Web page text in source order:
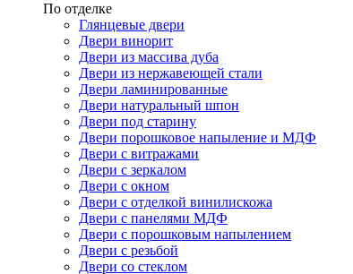
По отделке
Глянцевые двери
Двери винорит
Двери из массива дуба
Двери из нержавеющей стали
Двери ламинированные
Двери натуральный шпон
Двери под старину
Двери порошковое напыление и МДФ
Двери с витражами
Двери с зеркалом
Двери с окном
Двери с отделкой винилискожа
Двери с панелями МДФ
Двери с порошковым напылением
Двери с резьбой
Двери со стеклом